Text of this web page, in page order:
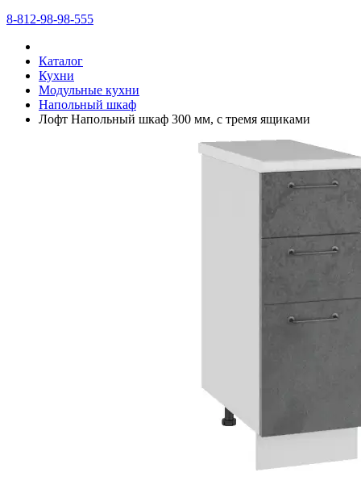
8-812-98-98-555
Каталог
Кухни
Модульные кухни
Напольный шкаф
Лофт Напольный шкаф 300 мм, с тремя ящиками